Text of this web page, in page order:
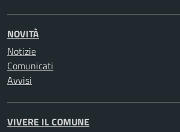
NOVITÀ
Notizie
Comunicati
Avvisi
VIVERE IL COMUNE